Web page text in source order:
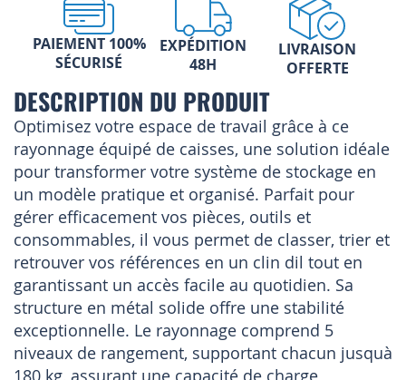
PAIEMENT 100%
SÉCURISÉ
EXPÉDITION
48H
LIVRAISON
OFFERTE
DESCRIPTION DU PRODUIT
Optimisez votre espace de travail grâce à ce
rayonnage équipé de caisses, une solution idéale
pour transformer votre système de stockage en
un modèle pratique et organisé. Parfait pour
gérer efficacement vos pièces, outils et
consommables, il vous permet de classer, trier et
retrouver vos références en un clin dil tout en
garantissant un accès facile au quotidien. Sa
structure en métal solide offre une stabilité
exceptionnelle. Le rayonnage comprend 5
niveaux de rangement, supportant chacun jusquà